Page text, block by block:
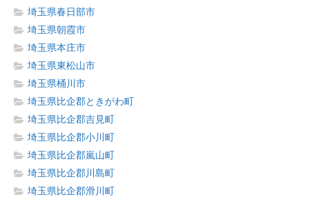
埼玉県春日部市
埼玉県朝霞市
埼玉県本庄市
埼玉県東松山市
埼玉県桶川市
埼玉県比企郡ときがわ町
埼玉県比企郡吉見町
埼玉県比企郡小川町
埼玉県比企郡嵐山町
埼玉県比企郡川島町
埼玉県比企郡滑川町